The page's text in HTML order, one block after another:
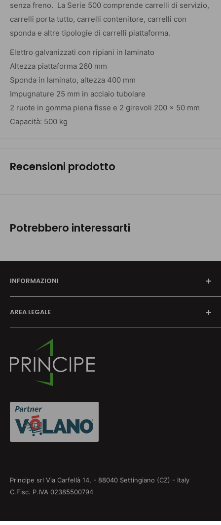
senza freno. La Serie 500 comprende carrelli di servizio,
carrelli porta tutto, carrelli contenitore, carrelli con
sponda e altre tipologie di carrelli piattaforma.
Elettro galvanizzati con ripiani in laminato
Altezza piattaforma 260 mm
Sponda in laminato, altezza 400 mm
Impugnature 25 mm in acciaio tubolare
2 ruote in gomma piena fisse e 2 girevoli 200 x 50 mm
Capacità: 500 kg
Recensioni prodotto
Potrebbero interessarti
INFORMAZIONI
Chi siamo
Richiedi preventivo
Contatti
AREA LEGALE
Termini e Condizioni
Privacy Policy
Cookie Policy
Principe srl Via Carfellà 14, - 88040 Settingiano (CZ) - Italy
C.Fisc. P.IVA 02385500794